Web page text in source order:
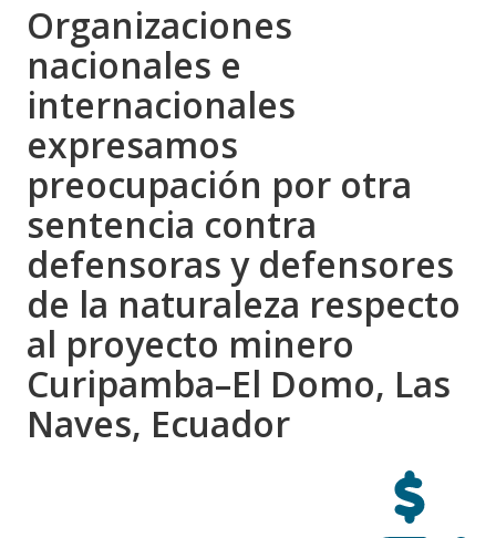
Organizaciones
nacionales e
internacionales
expresamos
preocupación por otra
sentencia contra
defensoras y defensores
de la naturaleza respecto
al proyecto minero
Curipamba–El Domo, Las
Naves, Ecuador